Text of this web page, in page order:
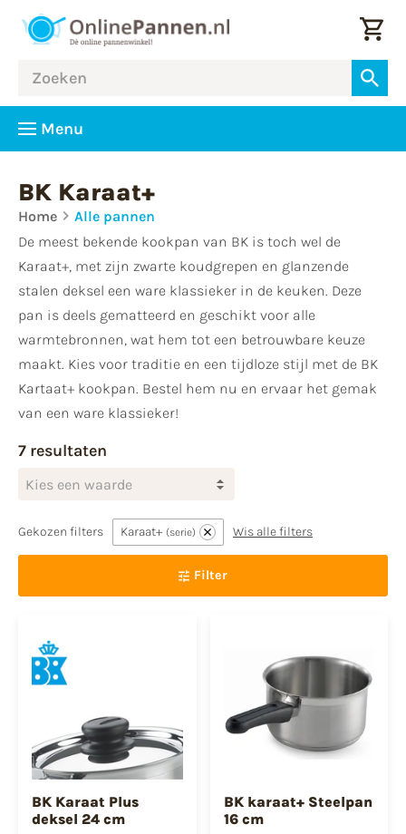
Menu
BK Karaat+
Home
Alle pannen
De meest bekende kookpan van BK is toch wel de
Karaat+, met zijn zwarte koudgrepen en glanzende
stalen deksel een ware klassieker in de keuken. Deze
pan is deels gematteerd en geschikt voor alle
warmtebronnen, wat hem tot een betrouwbare keuze
maakt. Kies voor traditie en een tijdloze stijl met de BK
Kartaat+ kookpan. Bestel hem nu en ervaar het gemak
van een ware klassieker!
7 resultaten
Kies een waarde
Gekozen filters Karaat+ serie Wis alle filters
Filter
BK Karaat Plus
deksel 24 cm
BK karaat+ Steelpan
16 cm